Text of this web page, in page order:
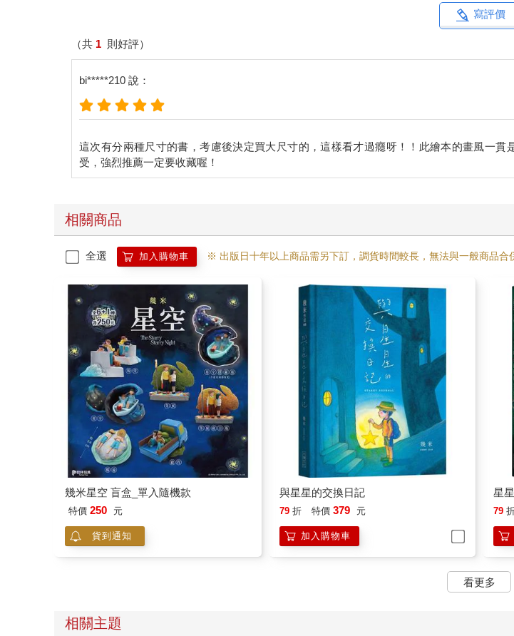
寫評價
（共 1 則好評）
bi*****210 說：
這次有分兩種尺寸的書，考慮後決定買大尺寸的，這樣看才過癮呀！！此繪本的畫風一
相關商品
全選 加入購物車 ※ 出版日十年以上商品需另下訂，調貨時間較長，無法與一般商品合
幾米星空 盲盒_單入隨機款
特價 250 元
貨到通知
與星星的交換日記
79 折 特價 379 元
加入購物車
星
79
看更多
相關主題